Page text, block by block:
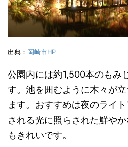
出典： 岡崎市HP
公園内には約1,500本のもみ
す。池を囲むように木々が
ます。おすすめは夜のライ
される光に照らされた鮮や
もきれいです。